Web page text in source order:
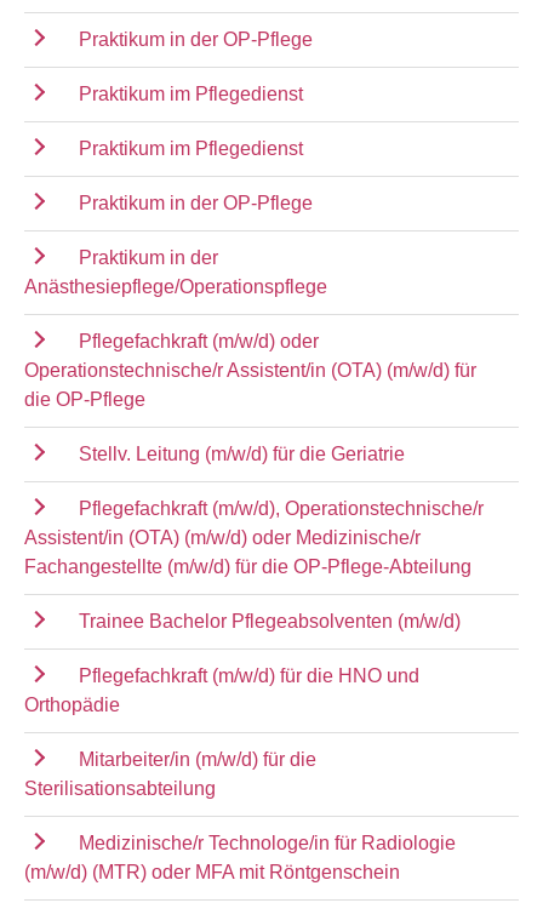
Praktikum in der OP-Pflege
Praktikum im Pflegedienst
Praktikum im Pflegedienst
Praktikum in der OP-Pflege
Praktikum in der
Anästhesiepflege/Operationspflege
Pflegefachkraft (m/w/d) oder
Operationstechnische/r Assistent/in (OTA) (m/w/d) für
die OP-Pflege
Stellv. Leitung (m/w/d) für die Geriatrie
Pflegefachkraft (m/w/d), Operationstechnische/r
Assistent/in (OTA) (m/w/d) oder Medizinische/r
Fachangestellte (m/w/d) für die OP-Pflege-Abteilung
Trainee Bachelor Pflegeabsolventen (m/w/d)
Pflegefachkraft (m/w/d) für die HNO und
Orthopädie
Mitarbeiter/in (m/w/d) für die
Sterilisationsabteilung
Medizinische/r Technologe/in für Radiologie
(m/w/d) (MTR) oder MFA mit Röntgenschein